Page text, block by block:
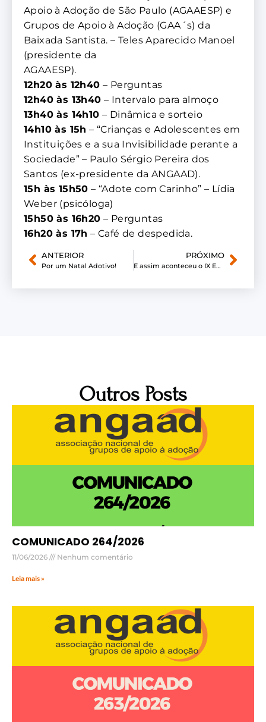
Apoio à Adoção de São Paulo (AGAAESP) e
Grupos de Apoio à Adoção (GAA´s) da
Baixada Santista. – Teles Aparecido Manoel
(presidente da
AGAAESP).
12h20 às 12h40 – Perguntas
12h40 às 13h40 – Intervalo para almoço
13h40 às 14h10 – Dinâmica e sorteio
14h10 às 15h – “Crianças e Adolescentes em
Instituições e a sua Invisibilidade perante a
Sociedade” – Paulo Sérgio Pereira dos
Santos (ex-presidente da ANGAAD).
15h às 15h50 – “Adote com Carinho” – Lídia
Weber (psicóloga)
15h50 às 16h20 – Perguntas
16h20 às 17h – Café de despedida.
ANTERIOR
Por um Natal Adotivo!
PRÓXIMO
E assim aconteceu o IX ENNOAPA!
Outros Posts
COMUNICADO 264/2026
11/06/2026 Nenhum comentário
Leia mais »